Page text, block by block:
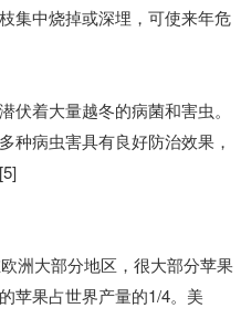
集中烧掉或深埋，可使来年危
伏着大量越冬的病菌和害虫。
种病虫害具有良好防治效果，
洲大部分地区，很大部分苹果
苹果占世界产量的1/4。美